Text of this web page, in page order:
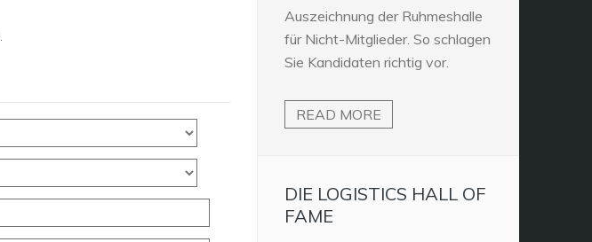
Auszeichnung der Ruhmeshalle
für Nicht-Mitglieder. So schlagen
Sie Kandidaten richtig vor.
READ MORE
DIE LOGISTICS HALL OF
FAME